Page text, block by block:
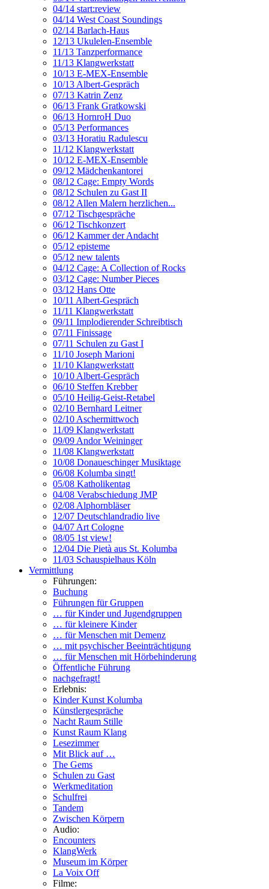
04/14 start:review
04/14 West Coast Soundings
02/14 Barlach-Haus
12/13 Ukulelen-Ensemble
11/13 Tanzperformance
11/13 Klangwerkstatt
10/13 E-MEX-Ensemble
10/13 Albert-Gespräch
07/13 Katrin Zenz
06/13 Frank Gratkowski
06/13 HornroH Duo
05/13 Performances
03/13 Horatiu Radulescu
11/12 Klangwerkstatt
10/12 E-MEX-Ensemble
09/12 Mädchenkantorei
08/12 Cage: Empty Words
08/12 Schulen zu Gast II
08/12 Allen Malern herzlichen...
07/12 Tischgespräche
06/12 Tischkonzert
06/12 Kammer der Andacht
05/12 episteme
05/12 new talents
04/12 Cage: A Collection of Rocks
03/12 Cage: Number Pieces
03/12 Hans Otte
10/11 Albert-Gespräch
11/11 Klangwerkstatt
09/11 Implodierender Schreibtisch
07/11 Finissage
07/11 Schulen zu Gast I
11/10 Joseph Marioni
11/10 Klangwerkstatt
10/10 Albert-Gespräch
06/10 Steffen Krebber
05/10 Heilig-Geist-Retabel
02/10 Bernhard Leitner
02/10 Aschermittwoch
11/09 Klangwerkstatt
09/09 Andor Weininger
11/08 Klangwerkstatt
10/08 Donaueschinger Musiktage
06/08 Kolumba singt!
05/08 Katholikentag
04/08 Verabschiedung JMP
02/08 Alphornbläser
12/07 Deutschlandradio live
04/07 Art Cologne
08/05 1st view!
12/04 Die Pietà aus St. Kolumba
11/03 Schauspielhaus Köln
Vermittlung
Führungen:
Buchung
Führungen für Gruppen
… für Kinder und Jugendgruppen
… für kleinere Kinder
… für Menschen mit Demenz
… mit psychischer Beeinträchtigung
… für Menschen mit Hörbehinderung
Öffentliche Führung
nachgefragt!
Erlebnis:
Kinder Kunst Kolumba
Künstlergespräche
Nacht Raum Stille
Kunst Raum Klang
Lesezimmer
Mit Blick auf …
The Gems
Schulen zu Gast
Werkmeditation
Schulfrei
Tandem
Zwischen Körpern
Audio:
Encounters
KlangWerk
Museum im Körper
La Voix Off
Filme: